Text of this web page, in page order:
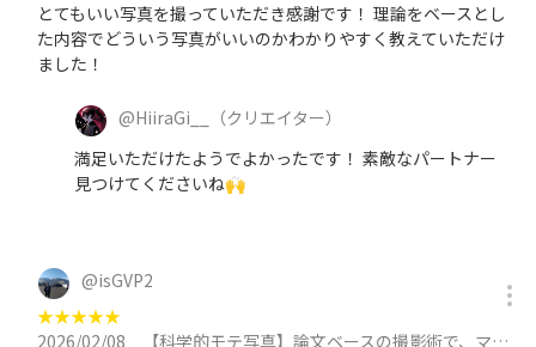
とてもいい写真を撮っていただき感謝です！ 理論をベースとし
た内容でどういう写真がいいのかわかりやすく教えていただけ
ました！
@HiiraGi__
（クリエイター）
満足いただけたようでよかったです！ 素敵なパートナー
見つけてくださいね🙌
@isGVP2
★★★★★
2026/02/08
【科学的モテ写真】論文ベースの撮影術で、マッチングアプリをハックする撮影会 in 池袋 at 2月8日（日）に参加